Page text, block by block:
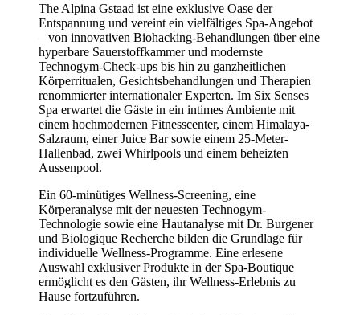
The Alpina Gstaad ist eine exklusive Oase der
Entspannung und vereint ein vielfältiges Spa-Angebot
– von innovativen Biohacking-Behandlungen über eine
hyperbare Sauerstoffkammer und modernste
Technogym-Check-ups bis hin zu ganzheitlichen
Körperritualen, Gesichtsbehandlungen und Therapien
renommierter internationaler Experten. Im Six Senses
Spa erwartet die Gäste in ein intimes Ambiente mit
einem hochmodernen Fitnesscenter, einem Himalaya-
Salzraum, einer Juice Bar sowie einem 25-Meter-
Hallenbad, zwei Whirlpools und einem beheizten
Aussenpool.
Ein 60-minütiges Wellness-Screening, eine
Körperanalyse mit der neuesten Technogym-
Technologie sowie eine Hautanalyse mit Dr. Burgener
und Biologique Recherche bilden die Grundlage für
individuelle Wellness-Programme. Eine erlesene
Auswahl exklusiver Produkte in der Spa-Boutique
ermöglicht es den Gästen, ihr Wellness-Erlebnis zu
Hause fortzuführen.